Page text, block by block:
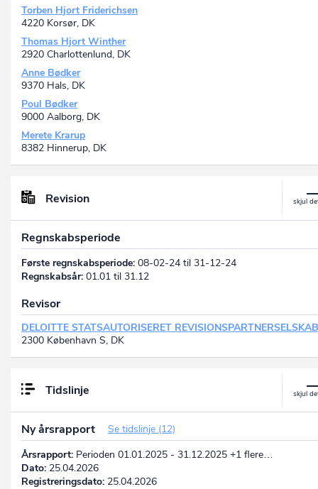
Torben Hjort Friderichsen
4220 Korsør, DK
Thomas Hjort Winther
2920 Charlottenlund, DK
Anne Bødker
9370 Hals, DK
Poul Bødker
9000 Aalborg, DK
Merete Krarup
8382 Hinnerup, DK
Revision
Regnskabsperiode
Første regnskabsperiode: 08-02-24 til 31-12-24
Regnskabsår: 01.01 til 31.12
Revisor
DELOITTE STATSAUTORISERET REVISIONSPARTNERSELSKAB
2300 København S, DK
Tidslinje
Ny årsrapport
Se tidslinje (12)
Årsrapport: Perioden 01.01.2025 - 31.12.2025 +1 flere…
Dato: 25.04.2026
Registreringsdato: 25.04.2026